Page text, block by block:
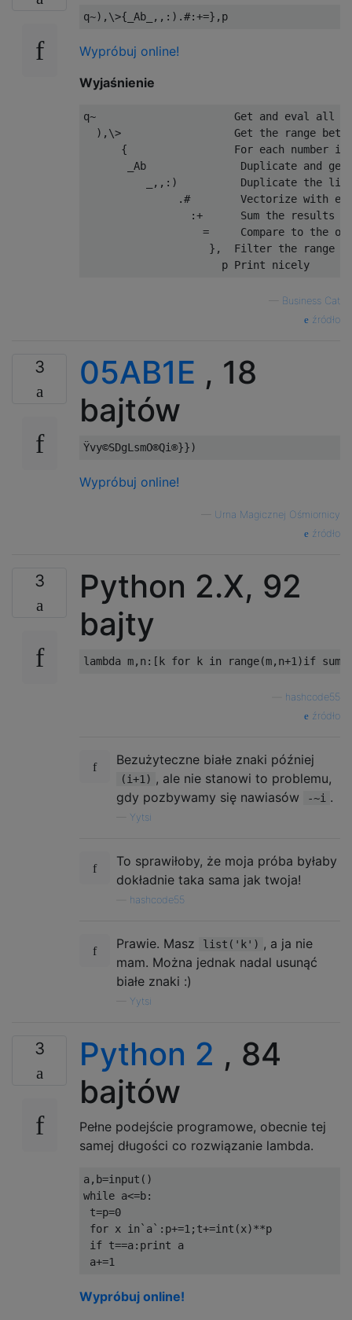
Wypróbuj online!
Wyjaśnienie
q~                      Get and eval all
),\>                  Get the range
{                 For each number in
_Ab               Duplicate and get
_,,:)          Duplicate the
.#        Vectorize with
                 :+      Sum the results
=     Compare to the
},  Filter the range
Business Cat
źródło
3 05AB1E , 18
bajtów
Wypróbuj online!
Urna Magicznej Ośmiornicy
źródło
3
Python 2.X, 92
bajty
hashcode55
źródło
Bezużyteczne białe znaki później
(i+1) , ale nie stanowi to problemu,
gdy pozbywamy się nawiasów
-~i .
Yytsi
To sprawiłoby, że moja próba byłaby
dokładnie taka sama jak twoja!
hashcode55
Prawie. Masz list('k') , a ja nie
mam. Można jednak nadal usunąć
białe znaki :)
Yytsi
3 Python 2 , 84
bajtów
Pełne podejście programowe, obecnie tej
samej długości co rozwiązanie lambda.
a, b=input ()
while a<=b:
t=p=0
for x in ` a`: p+=1 ; t+=int (x)**p
if t==a: print a
a+=1
Wypróbuj online!